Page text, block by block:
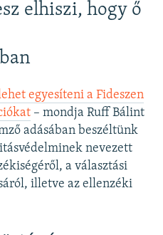
elhiszi, hogy ő
egyesíteni a Fideszen
– mondja Ruff Bálint
adásában beszéltünk
nevezett
a választási
illetve az ellenzéki